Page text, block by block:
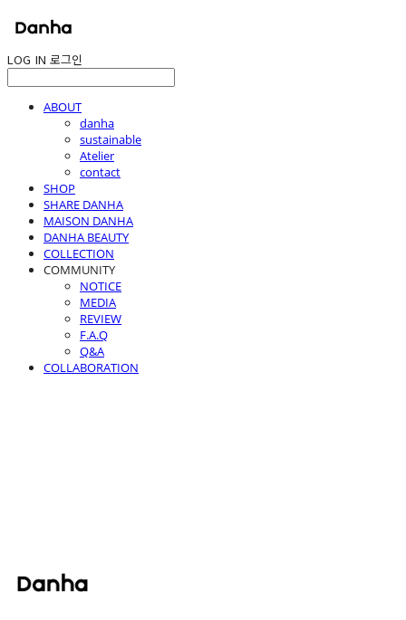
LOG IN 로그인
ABOUT
danha
sustainable
Atelier
contact
SHOP
SHARE DANHA
MAISON DANHA
DANHA BEAUTY
COLLECTION
COMMUNITY
NOTICE
MEDIA
REVIEW
F.A.Q
Q&A
COLLABORATION